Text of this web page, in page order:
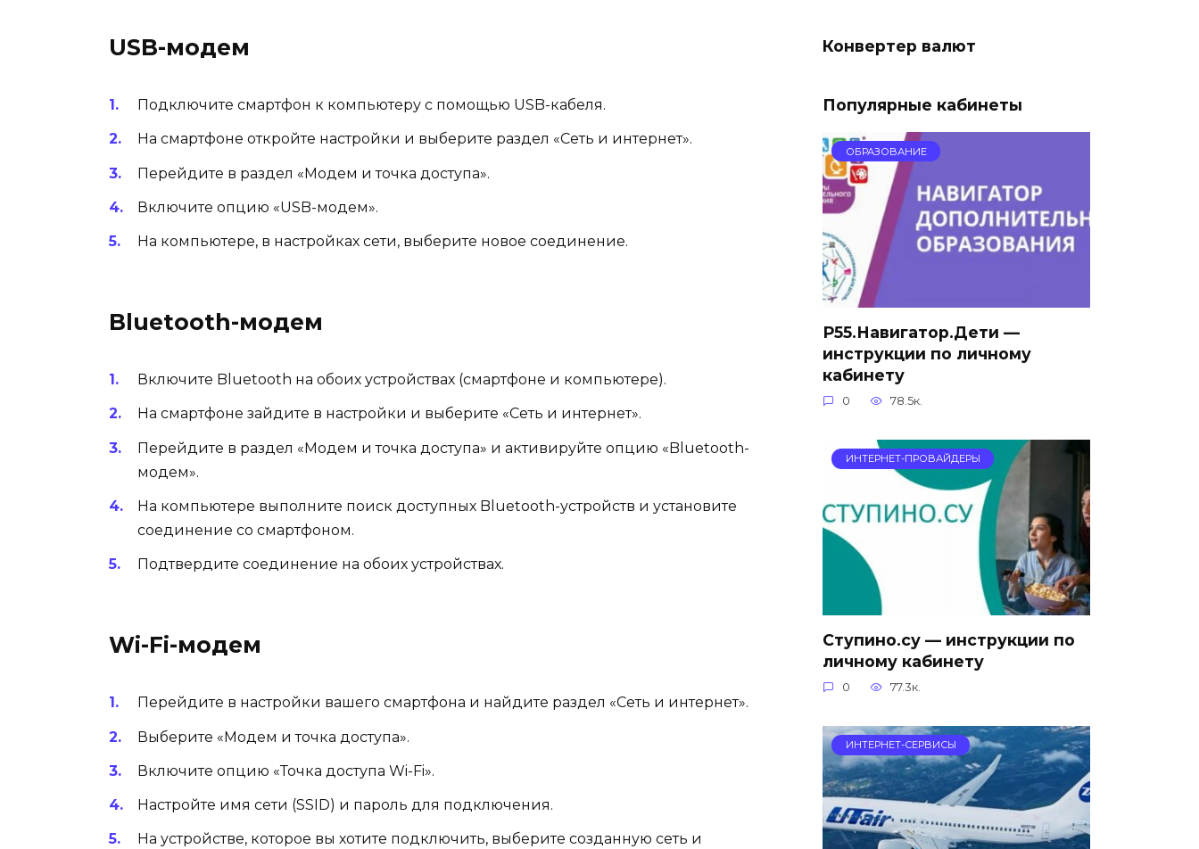
USB-модем
Подключите смартфон к компьютеру с помощью USB-кабеля.
На смартфоне откройте настройки и выберите раздел «Сеть и интернет».
Перейдите в раздел «Модем и точка доступа».
Включите опцию «USB-модем».
На компьютере, в настройках сети, выберите новое соединение.
Bluetooth-модем
Включите Bluetooth на обоих устройствах (смартфоне и компьютере).
На смартфоне зайдите в настройки и выберите «Сеть и интернет».
Перейдите в раздел «Модем и точка доступа» и активируйте опцию «Bluetooth-
модем».
На компьютере выполните поиск доступных Bluetooth-устройств и установите
соединение со смартфоном.
Подтвердите соединение на обоих устройствах.
Wi-Fi-модем
Перейдите в настройки вашего смартфона и найдите раздел «Сеть и интернет».
Выберите «Модем и точка доступа».
Включите опцию «Точка доступа Wi-Fi».
Настройте имя сети (SSID) и пароль для подключения.
На устройстве, которое вы хотите подключить, выберите созданную сеть и
Конвертер валют
Популярные кабинеты
ОБРАЗОВАНИЕ
Р55.Навигатор.Дети —
инструкции по личному
кабинету
0 78.5к.
ИНТЕРНЕТ-ПРОВАЙДЕРЫ
Ступино.су — инструкции по
личному кабинету
0 77.3к.
ИНТЕРНЕТ-СЕРВИСЫ